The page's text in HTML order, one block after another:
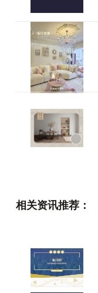
相关资讯推荐：